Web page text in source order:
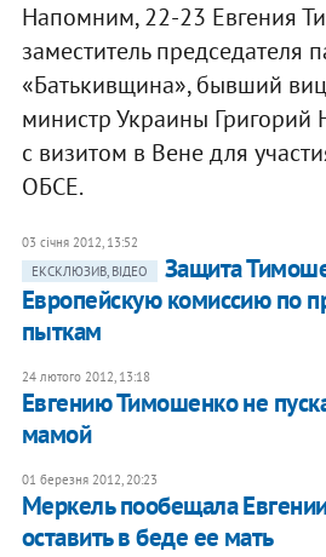
Напомним, 22-23 Евгения
заместитель председателя
«Батькивщина», бывший
министр Украины Григорий
с визитом в Вене для
ОБСЕ.
03 січня 2012, 13:52
ЕКСКЛЮЗИВ, ВІДЕО
Защита
Европейскую комиссию по
пыткам
24 лютого 2012, 13:18
​Евгению Тимошенко не
мамой
01 березня 2012, 20:23
Меркель пообещала
оставить в беде ее мать